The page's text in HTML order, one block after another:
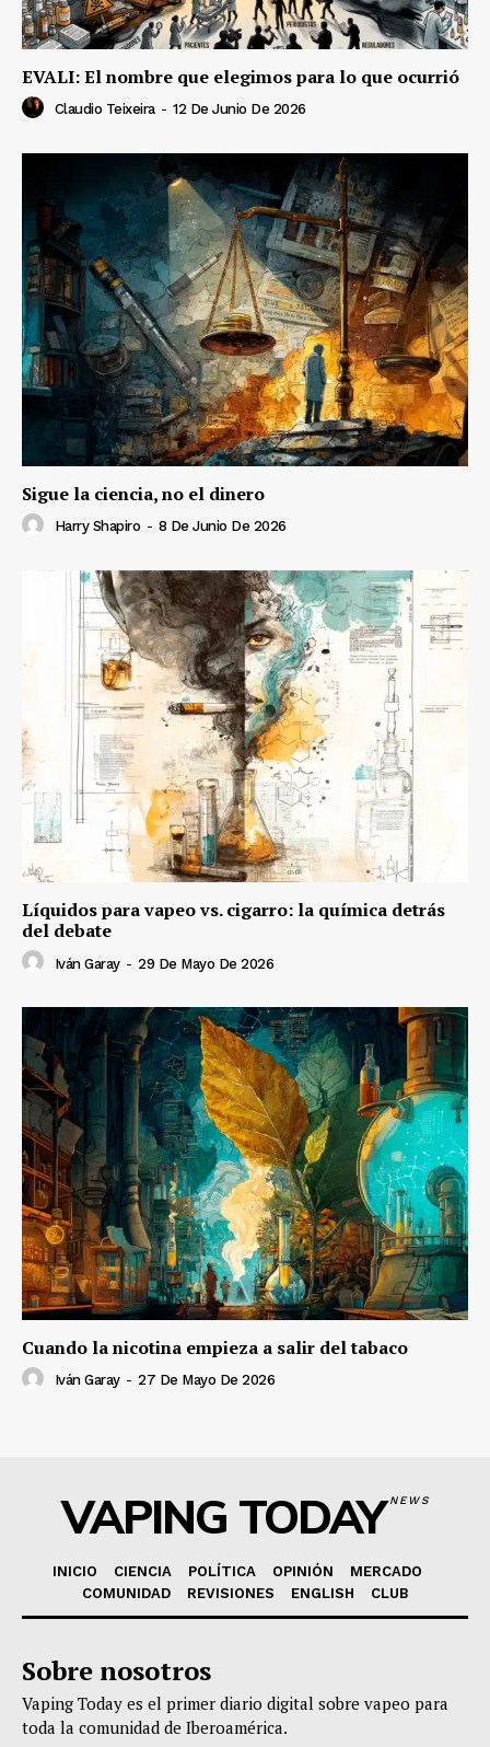
EVALI: El nombre que elegimos para lo que ocurrió
Claudio Teixeira - 12 De Junio De 2026
Sigue la ciencia, no el dinero
Harry Shapiro - 8 De Junio De 2026
Líquidos para vapeo vs. cigarro: la química detrás
del debate
Iván Garay - 29 De Mayo De 2026
Cuando la nicotina empieza a salir del tabaco
Iván Garay - 27 De Mayo De 2026
VAPING TODAYNEWS
INICIO CIENCIA POLÍTICA OPINIÓN
MERCADO
COMUNIDAD
REVISIONES ENGLISH CLUB
Sobre nosotros
Vaping Today es el primer diario digital sobre vapeo para
toda la comunidad de Iberoamérica.